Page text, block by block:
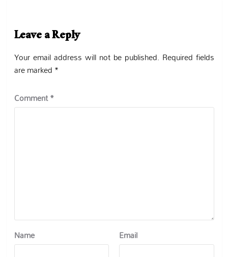
Leave a Reply
Your email address will not be published. Required fields
are marked *
Comment*
Name Email